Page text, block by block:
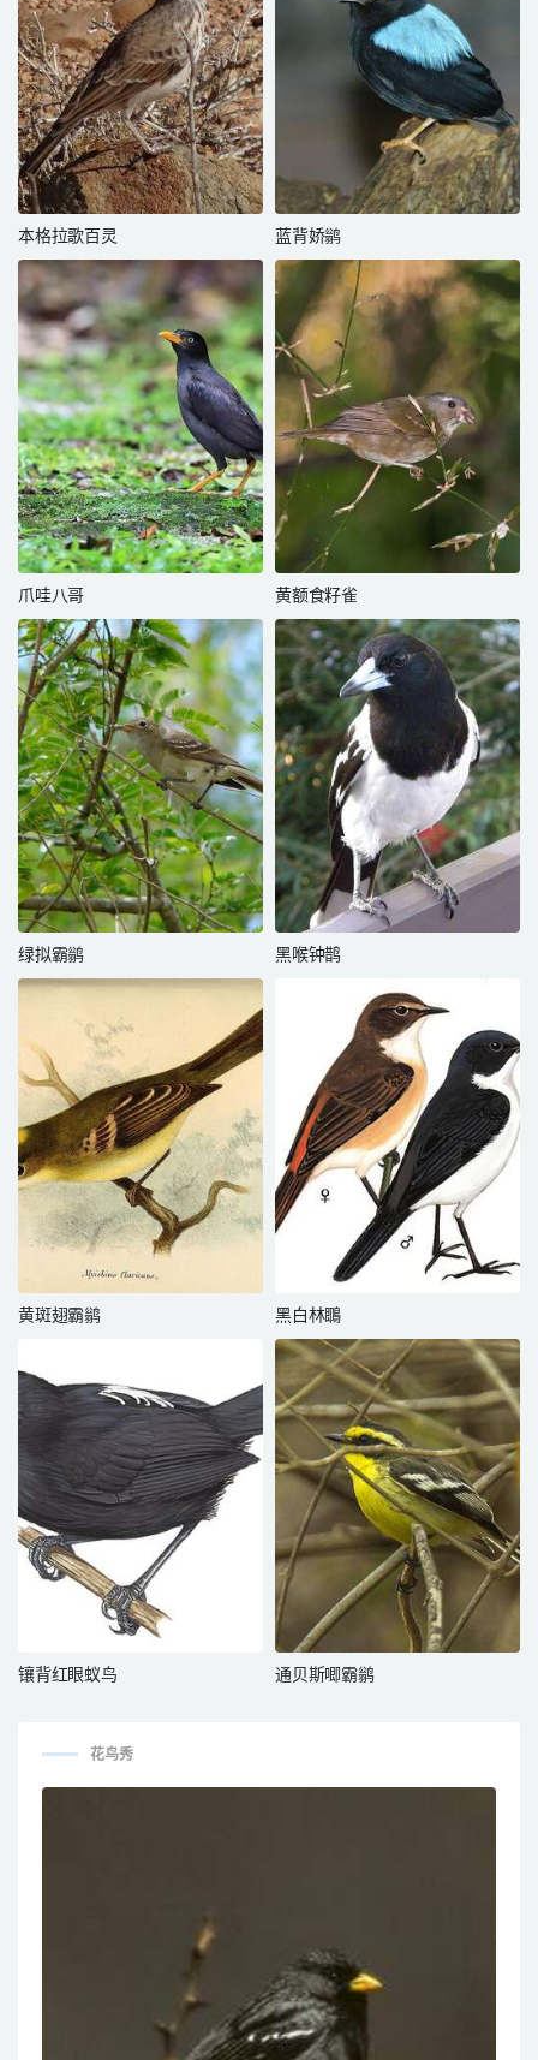
本格拉歌百灵 蓝背娇鹟
爪哇八哥 黄额食籽雀
绿拟霸鹟 黑喉钟鹊
黄斑翅霸鹟 黑白林䳭
镶背红眼蚁鸟 通贝斯唧霸鹟
花鸟秀